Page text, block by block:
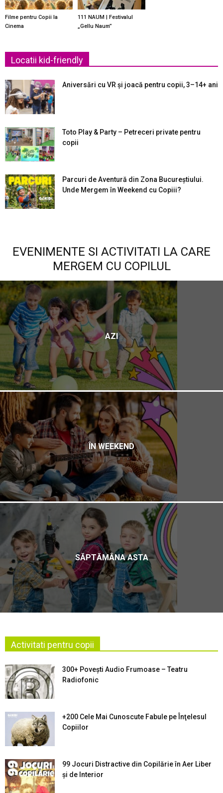
Filme pentru Copii la
Cinema
111 NAUM | Festivalul
„Gellu Naum”
Locatii kid-friendly
Aniversări cu VR și joacă pentru copii, 3–14+ ani
Toto Play & Party – Petreceri private pentru
copii
Parcuri de Aventură din Zona Bucureştiului.
Unde Mergem în Weekend cu Copiii?
EVENIMENTE SI ACTIVITATI LA CARE
MERGEM CU COPILUL
AZI
ÎN WEEKEND
SĂPTĂMÂNA ASTA
Activitati pentru copii
300+ Povești Audio Frumoase – Teatru
Radiofonic
+200 Cele Mai Cunoscute Fabule pe Înţelesul
Copiilor
99 Jocuri Distractive din Copilărie în Aer Liber
şi de Interior